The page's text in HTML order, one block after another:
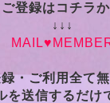
ご登録はコチラ
↓↓↓
録・ご利用全て
を送信するだけ